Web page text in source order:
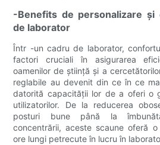
-Benefits de personalizare și
de laborator
Într -un cadru de laborator,
factori cruciali în asigurarea
oamenilor de știință și a
reglabile au devenit din ce în ce
datorită capacității lor de a oferi o
utilizatorilor. De la reducerea
posturi bune până la
concentrării, aceste scaune oferă
ore lungi petrecute în lucru în